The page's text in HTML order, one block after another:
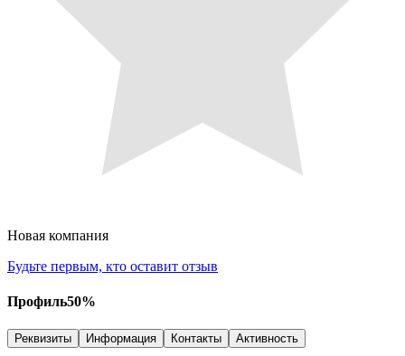
Новая компания
Будьте первым, кто оставит отзыв
Профиль50%
Реквизиты Информация Контакты Активность